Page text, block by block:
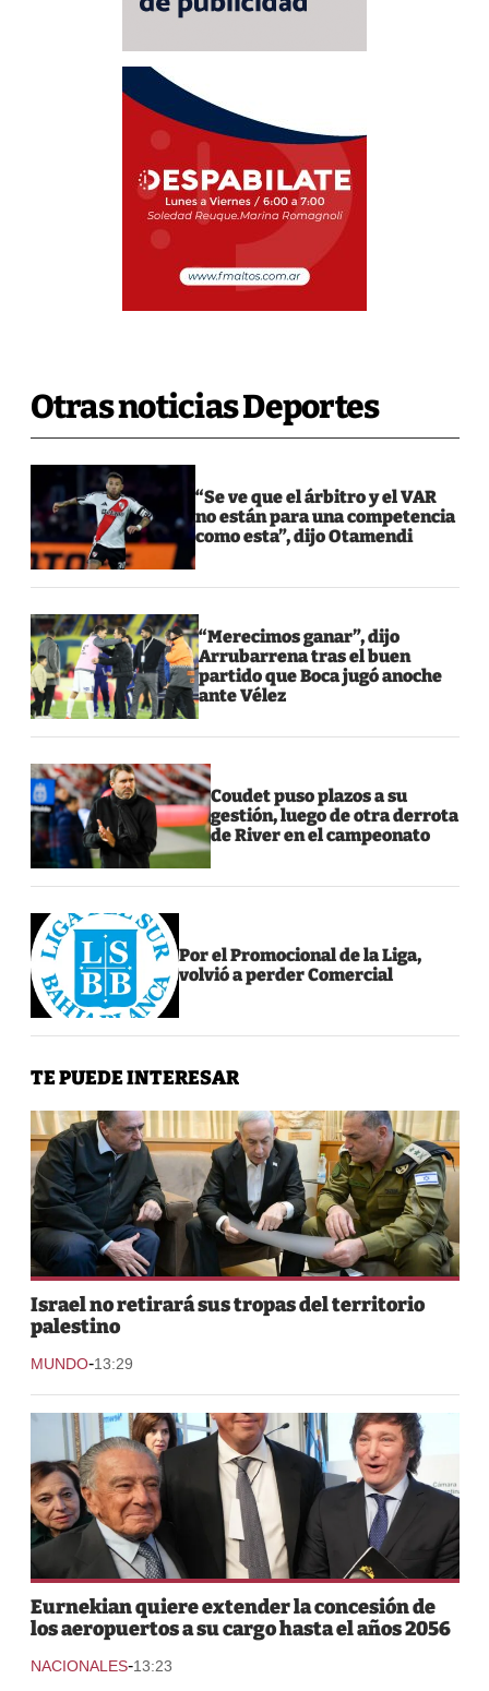
Otras noticias Deportes
“Se ve que el árbitro y el VAR
no están para una competencia
como esta”, dijo Otamendi
“Merecimos ganar”, dijo
Arrubarrena tras el buen
partido que Boca jugó anoche
ante Vélez
Coudet puso plazos a su
gestión, luego de otra derrota
de River en el campeonato
Por el Promocional de la Liga,
volvió a perder Comercial
TE PUEDE INTERESAR
Israel no retirará sus tropas del territorio
palestino
MUNDO-13:29
Eurnekian quiere extender la concesión de
los aeropuertos a su cargo hasta el años 2056
NACIONALES-13:23